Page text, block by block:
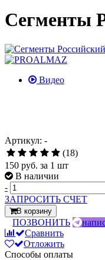
Сегменты
Видео
Артикул: -
(18)
150 руб. за 1 шт
В наличии
-
ЗАПРОСИТЬ СЧЕТ
В корзину
ПОЗВОНИТЬ
Сравнить
Отложить
Способы оплаты